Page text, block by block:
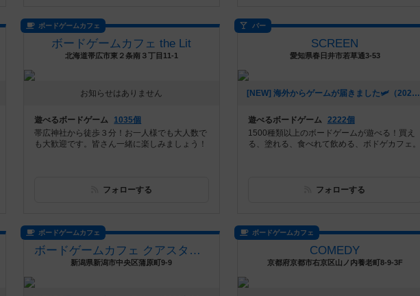
ボードゲームカフェ
ボードゲームカフェ the Lit
北海道帯広市東２条南３丁目11-1
お知らせはありません
遊べるボードゲーム
1035個
帯広神社から徒歩３分！お一人様でも大人数で
も大歓迎です。皆さん一緒に楽しみましょう！
フォローする
バー
SCREEN
愛知県春日井市若草通3-53
[NEW] 海外からゲームが届きました🛩（2021年12月28日 18時53分）
遊べるボードゲーム 2222個
1500種類以上のボードゲームが遊べる！買え
る、塗れる、食べれて飲める、ボドゲカフェ。
フォローする
ボードゲームカフェ
ボードゲームカフェ クアスタ（Quasta）
新潟県新潟市中央区蒲原町9-9
ボードゲームカフェ
COMEDY
京都府京都市右京区山ノ内養老町8-9-3F